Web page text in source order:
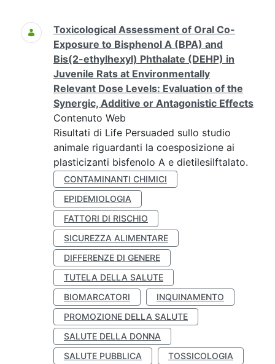
Ricerca
Toxicological Assessment of Oral Co-
Exposure to Bisphenol A (BPA) and
Bis(2-ethylhexyl) Phthalate (DEHP) in
Juvenile Rats at Environmentally
Relevant Dose Levels: Evaluation of the
Synergic, Additive or Antagonistic Effects
Contenuto Web
Risultati di Life Persuaded sullo studio
animale riguardanti la coesposizione ai
plasticizanti bisfenolo A e dietilesilftalato.
CONTAMINANTI CHIMICI
EPIDEMIOLOGIA
FATTORI DI RISCHIO
SICUREZZA ALIMENTARE
DIFFERENZE DI GENERE
TUTELA DELLA SALUTE
BIOMARCATORI
INQUINAMENTO
PROMOZIONE DELLA SALUTE
SALUTE DELLA DONNA
SALUTE PUBBLICA
TOSSICOLOGIA